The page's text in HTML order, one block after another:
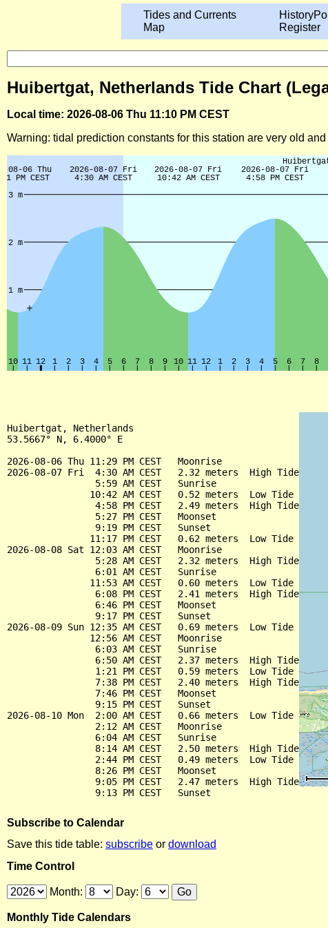
Tides and Currents
Map
Register
Huibertgat, Netherlands Tide Chart
Local time: 2026-08-06 Thu 11:10 PM CEST
Warning: tidal prediction constants for this station are very old
Huibertgat, Netherlands
53.5667° N, 6.4000° E
2026-08-06 Thu 11:29 PM CEST   Moonrise
2026-08-07 Fri  4:30 AM CEST   2.32 meters  High Tide
                5:59 AM CEST   Sunrise
               10:42 AM CEST   0.52 meters  Low Tide
                4:58 PM CEST   2.49 meters  High Tide
                5:27 PM CEST   Moonset
                9:19 PM CEST   Sunset
               11:17 PM CEST   0.62 meters  Low Tide
2026-08-08 Sat 12:03 AM CEST   Moonrise
                5:28 AM CEST   2.32 meters  High Tide
                6:01 AM CEST   Sunrise
               11:53 AM CEST   0.60 meters  Low Tide
                6:08 PM CEST   2.41 meters  High Tide
                6:46 PM CEST   Moonset
                9:17 PM CEST   Sunset
2026-08-09 Sun 12:35 AM CEST   0.69 meters  Low Tide
               12:56 AM CEST   Moonrise
                6:03 AM CEST   Sunrise
                6:50 AM CEST   2.37 meters  High Tide
                1:21 PM CEST   0.59 meters  Low Tide
                7:38 PM CEST   2.40 meters  High Tide
                7:46 PM CEST   Moonset
                9:15 PM CEST   Sunset
2026-08-10 Mon  2:00 AM CEST   0.66 meters  Low Tide
                2:12 AM CEST   Moonrise
                6:04 AM CEST   Sunrise
                8:14 AM CEST   2.50 meters  High Tide
                2:44 PM CEST   0.49 meters  Low Tide
                8:26 PM CEST   Moonset
                9:05 PM CEST   2.47 meters  High Tide
Subscribe to Calendar
Save this tide table: subscribe or download
Time Control
Month: Day:
Monthly Tide Calendars